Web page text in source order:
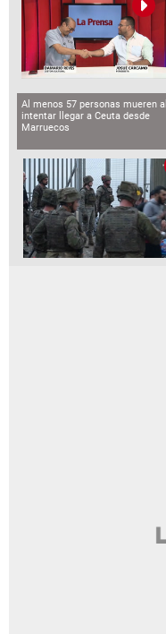
Al menos 57 personas mueren al
intentar llegar a Ceuta desde
Marruecos